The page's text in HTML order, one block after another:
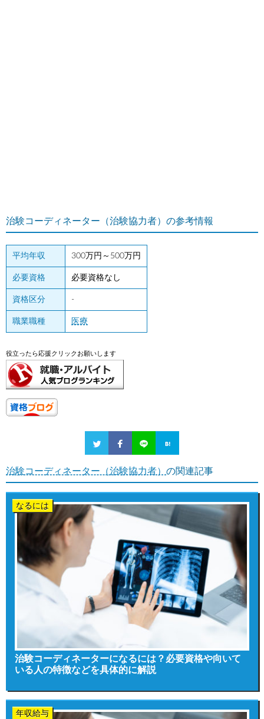
治験コーディネーター（治験協力者）の参考情報
平均年収 300万円～500万円
必要資格 必要資格なし
資格区分 -
職業職種 医療
役立ったら応援クリックお願いします
治験コーディネーター（治験協力者） の関連記事
なるには
治験コーディネーターになるには？必要資格や向いて
いる人の特徴などを具体的に解説
年収給与